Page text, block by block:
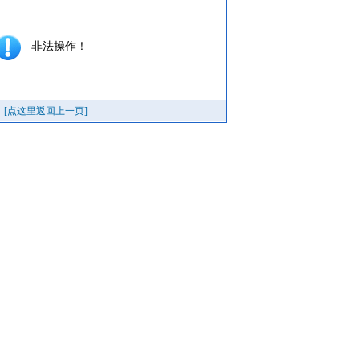
非法操作！
[点这里返回上一页]